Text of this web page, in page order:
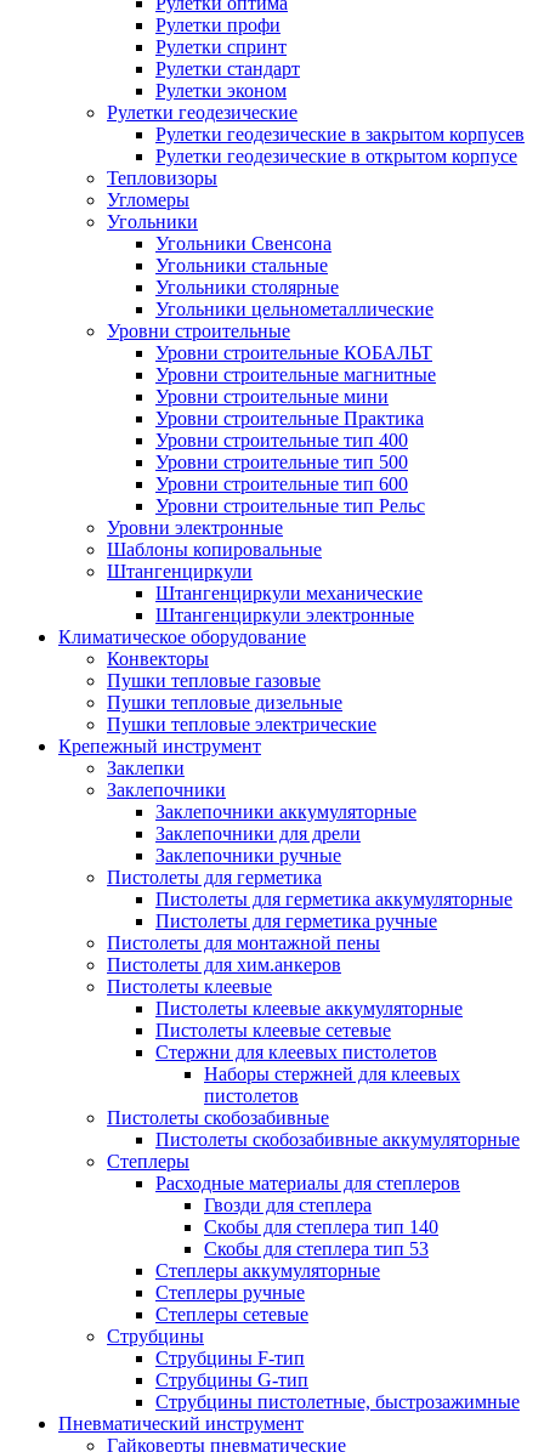
Рулетки профи
Рулетки спринт
Рулетки стандарт
Рулетки эконом
Рулетки геодезические
Рулетки геодезические в закрытом корпусев
Рулетки геодезические в открытом корпусе
Тепловизоры
Угломеры
Угольники
Угольники Свенсона
Угольники стальные
Угольники столярные
Угольники цельнометаллические
Уровни строительные
Уровни строительные КОБАЛЬТ
Уровни строительные магнитные
Уровни строительные мини
Уровни строительные Практика
Уровни строительные тип 400
Уровни строительные тип 500
Уровни строительные тип 600
Уровни строительные тип Рельс
Уровни электронные
Шаблоны копировальные
Штангенциркули
Штангенциркули механические
Штангенциркули электронные
Климатическое оборудование
Конвекторы
Пушки тепловые газовые
Пушки тепловые дизельные
Пушки тепловые электрические
Крепежный инструмент
Заклепки
Заклепочники
Заклепочники аккумуляторные
Заклепочники для дрели
Заклепочники ручные
Пистолеты для герметика
Пистолеты для герметика аккумуляторные
Пистолеты для герметика ручные
Пистолеты для монтажной пены
Пистолеты для хим.анкеров
Пистолеты клеевые
Пистолеты клеевые аккумуляторные
Пистолеты клеевые сетевые
Стержни для клеевых пистолетов
Наборы стержней для клеевых
пистолетов
Пистолеты скобозабивные
Пистолеты скобозабивные аккумуляторные
Степлеры
Расходные материалы для степлеров
Гвозди для степлера
Скобы для степлера тип 140
Скобы для степлера тип 53
Степлеры аккумуляторные
Степлеры ручные
Степлеры сетевые
Струбцины
Струбцины F-тип
Струбцины G-тип
Струбцины пистолетные, быстрозажимные
Пневматический инструмент
Гайковерты пневматические